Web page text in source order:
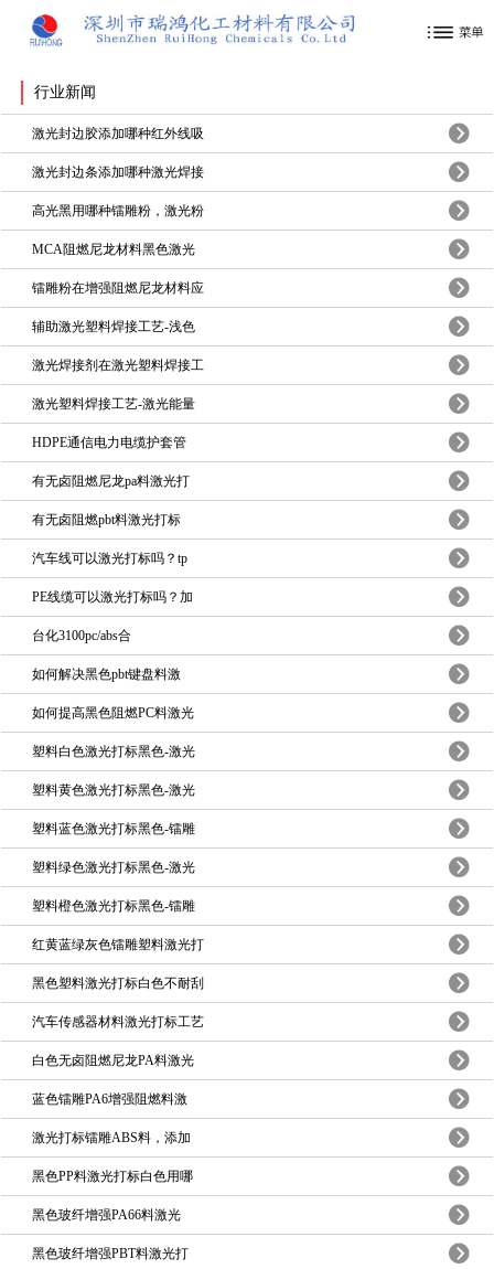
行业新闻
激光封边胶添加哪种红外线吸
激光封边条添加哪种激光焊接
高光黑用哪种镭雕粉，激光粉
MCA阻燃尼龙材料黑色激光
镭雕粉在增强阻燃尼龙材料应
辅助激光塑料焊接工艺-浅色
激光焊接剂在激光塑料焊接工
激光塑料焊接工艺-激光能量
HDPE通信电力电缆护套管
有无卤阻燃尼龙pa料激光打
有无卤阻燃pbt料激光打标
汽车线可以激光打标吗？tp
PE线缆可以激光打标吗？加
台化3100pc/abs合
如何解决黑色pbt键盘料激
如何提高黑色阻燃PC料激光
塑料白色激光打标黑色-激光
塑料黄色激光打标黑色-激光
塑料蓝色激光打标黑色-镭雕
塑料绿色激光打标黑色-激光
塑料橙色激光打标黑色-镭雕
红黄蓝绿灰色镭雕塑料激光打
黑色塑料激光打标白色不耐刮
汽车传感器材料激光打标工艺
白色无卤阻燃尼龙PA料激光
蓝色镭雕PA6增强阻燃料激
激光打标镭雕ABS料，添加
黑色PP料激光打标白色用哪
黑色玻纤增强PA66料激光
黑色玻纤增强PBT料激光打